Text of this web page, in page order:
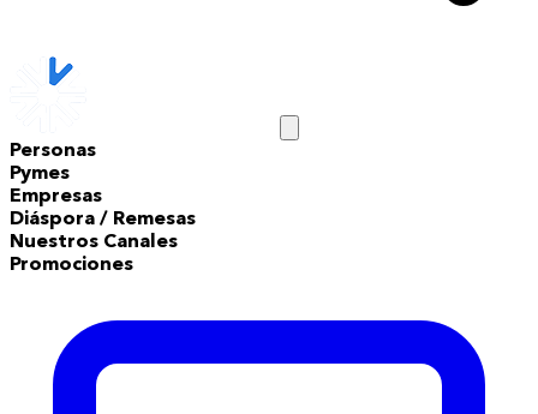
Personas
Pymes
Empresas
Diáspora / Remesas
Nuestros Canales
Promociones